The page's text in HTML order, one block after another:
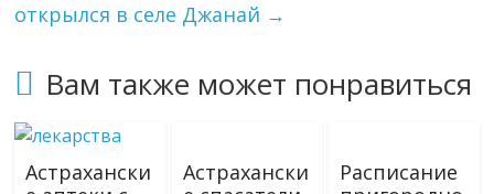
открылся в селе Джанай →
Вам также может понравиться
Астрахански
Астрахански
Расписание